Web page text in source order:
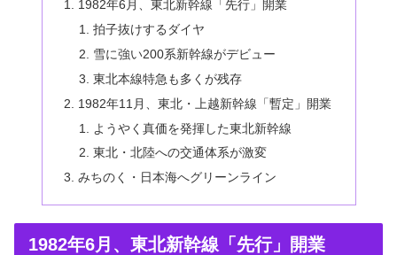
1982年6月、東北新幹線「先行」開業
拍子抜けするダイヤ
雪に強い200系新幹線がデビュー
東北本線特急も多くが残存
1982年11月、東北・上越新幹線「暫定」開業
ようやく真価を発揮した東北新幹線
東北・北陸への交通体系が激変
みちのく・日本海へグリーンライン
1982年6月、東北新幹線「先行」開業